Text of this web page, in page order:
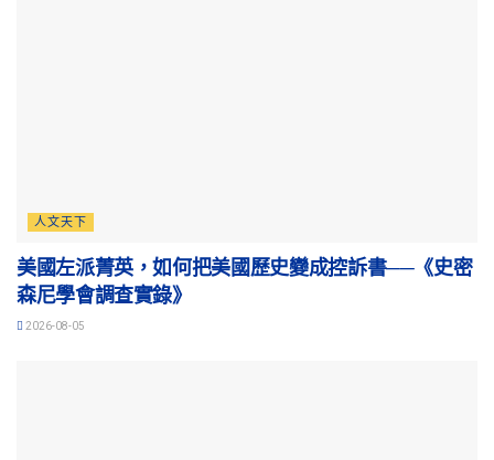
人文天下
美國左派菁英，如何把美國歷史變成控訴書──《史密
森尼學會調查實錄》
2026-08-05